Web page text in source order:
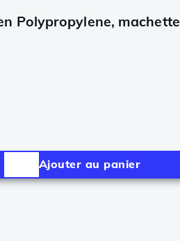
Polypropylene, machette
Ajouter au panier